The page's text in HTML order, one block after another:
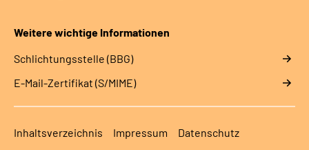
Weitere wichtige Informationen
Schlichtungsstelle (BBG)
E-Mail-Zertifikat (S/MIME)
Inhaltsverzeichnis Impressum Datenschutz